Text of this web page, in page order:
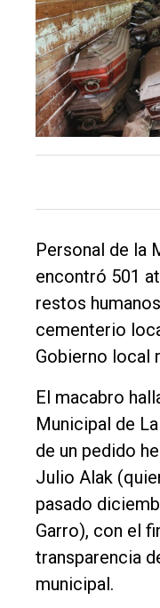
El
único
DIARIO
Balcarce
Tendencia
Int.
General
Política
Cultura
Entrevistas
Rural
Deportes
Fúnebres
Edición
Empresa
Nosotros
Contacto
Personal de la
encontró 501
restos
cementerio
Gobierno local
El macabro
Municipal de
de un pedido
Julio Alak
pasado
Garro), con el
transparencia
municipal.